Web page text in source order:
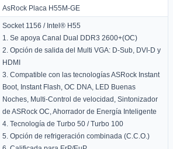
AsRock Placa H55M-GE
Socket 1156 / Intel® H55
1. Se apoya Canal Dual DDR3 2600+(OC)
2. Opción de salida del Multi VGA: D-Sub, DVI-D y
HDMI
3. Compatible con las tecnologías ASRock Instant
Boot, Instant Flash, OC DNA, LED Buenas
Noches, Multi-Control de velocidad, Sintonizador
de ASRock OC, Ahorrador de Energía Inteligente
4. Tecnología de Turbo 50 / Turbo 100
5. Opción de refrigeración combinada (C.C.O.)